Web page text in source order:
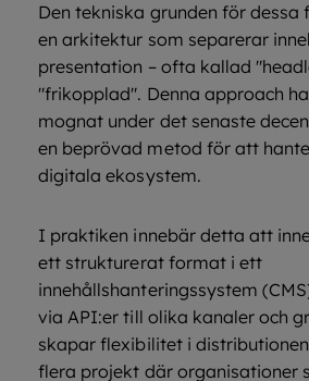
Den tekniska grunden för dessa
en arkitektur som separerar
presentation – ofta kallad
"frikopplad". Denna approach
mognat under det senaste
en beprövad metod för att
digitala ekosystem.
I praktiken innebär detta att
ett strukturerat format i ett
innehållshanteringssystem
via API:er till olika kanaler och
skapar flexibilitet i
flera projekt där organisationer